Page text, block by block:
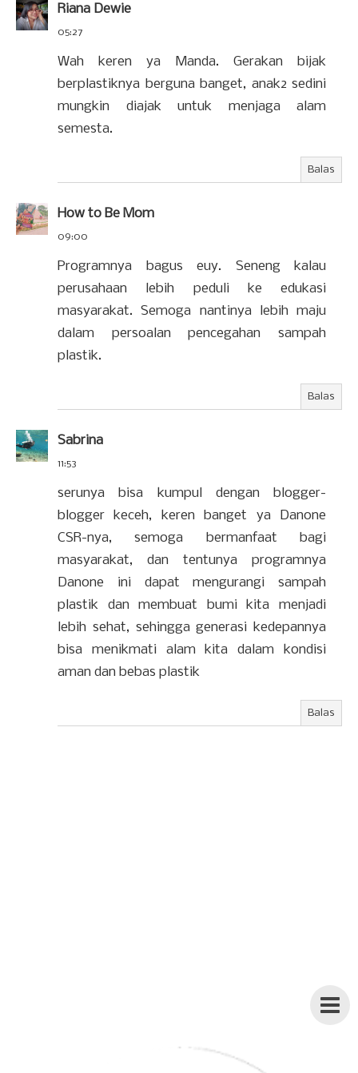
Riana Dewie
05:27
Wah keren ya Manda. Gerakan bijak
berplastiknya berguna banget, anak2 sedini
mungkin diajak untuk menjaga alam
semesta.
Balas
How to Be Mom
09:00
Programnya bagus euy. Seneng kalau
perusahaan lebih peduli ke edukasi
masyarakat. Semoga nantinya lebih maju
dalam persoalan pencegahan sampah
plastik.
Balas
Sabrina
11:53
serunya bisa kumpul dengan blogger-
blogger keceh, keren banget ya Danone
CSR-nya, semoga bermanfaat bagi
masyarakat, dan tentunya programnya
Danone ini dapat mengurangi sampah
plastik dan membuat bumi kita menjadi
lebih sehat, sehingga generasi kedepannya
bisa menikmati alam kita dalam kondisi
aman dan bebas plastik
Balas